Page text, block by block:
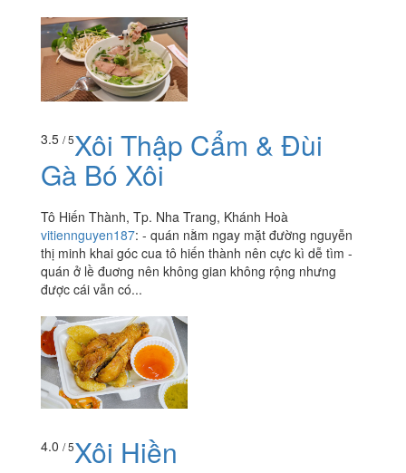
3.5 / 5Xôi Thập Cẩm & Đùi
Gà Bó Xôi
Tô Hiến Thành, Tp. Nha Trang, Khánh Hoà
vitiennguyen187: - quán nằm ngay mặt đường nguyễn
thị minh khai góc cua tô hiến thành nên cực kì dễ tìm -
quán ở lề đuơng nên không gian không rộng nhưng
được cái vẫn có...
4.0 / 5Xôi Hiền